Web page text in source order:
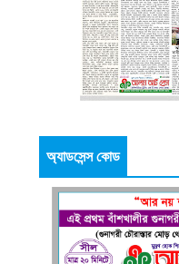
অ্যাডসেন্স কোড